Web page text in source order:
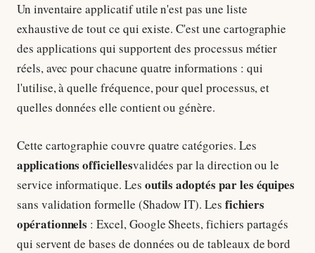
Un inventaire applicatif utile n'est pas une liste
exhaustive de tout ce qui existe. C'est une cartographie
des applications qui supportent des processus métier
réels, avec pour chacune quatre informations : qui
l'utilise, à quelle fréquence, pour quel processus, et
quelles données elle contient ou génère.
Cette cartographie couvre quatre catégories. Les
applications officiellesvalidées par la direction ou le
service informatique. Les outils adoptés par les équipes
sans validation formelle (Shadow IT). Les fichiers
opérationnels : Excel, Google Sheets, fichiers partagés
qui servent de bases de données ou de tableaux de bord